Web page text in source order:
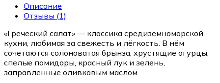
Описание
Отзывы (1)
«Греческий салат» — классика средиземноморской
кухни, любимая за свежесть и лёгкость. В нём
сочетаются солоноватая брынза, хрустящие огурцы,
спелые помидоры, красный лук и зелень,
заправленные оливковым маслом.